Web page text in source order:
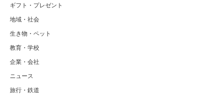
ギフト・プレゼント
地域・社会
生き物・ペット
教育・学校
企業・会社
ニュース
旅行・鉄道